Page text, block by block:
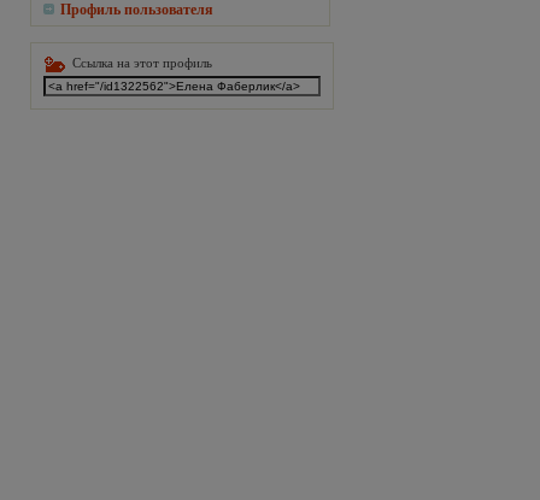
Профиль пользователя
Ссылка на этот профиль